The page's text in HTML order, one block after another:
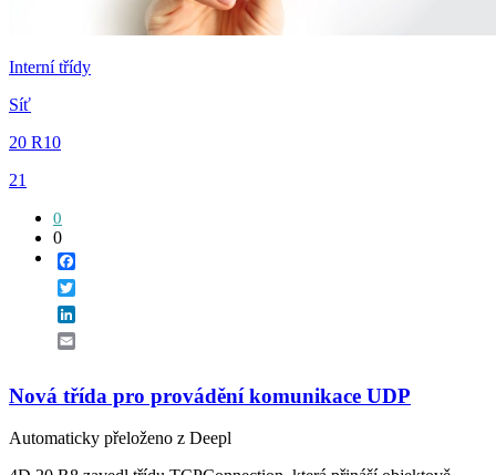
Interní třídy
Síť
20 R10
21
0
0
Nová třída pro provádění komunikace UDP
Automaticky přeloženo z Deepl